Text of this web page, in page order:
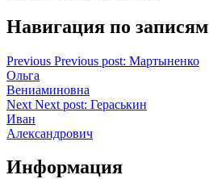
Навигация по записям
Previous Previous post: Мартыненко
Ольга
Вениаминовна
Next Next post: Гераськин
Иван
Александрович
Информация